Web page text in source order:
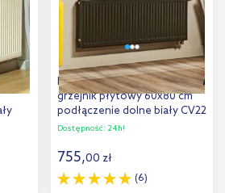
Purmo Ventil Compact
grzejnik płytowy 60x80 cm
podłączenie dolne biały CV22
600x800
Dostępność: 24h!
755,00 zł
(6)